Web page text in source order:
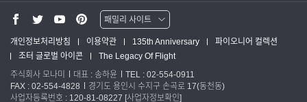
패밀리 사이트
워터맨 쇼핑몰
파카 글로벌
개인정보처리방침 이용약관 135th Anniversary
파이오니어 컬렉션
조터 글로벌 아이콘
The Legacy Of Flight
주식회사 모나미
대표 : 송하윤
TEL : 02-554-0911
FAX : 02-554-4828
경기도 용인시 수지구 손곡로 17(동천동)
사업자등록번호 : 120-81-08227 [사업자정보확인]